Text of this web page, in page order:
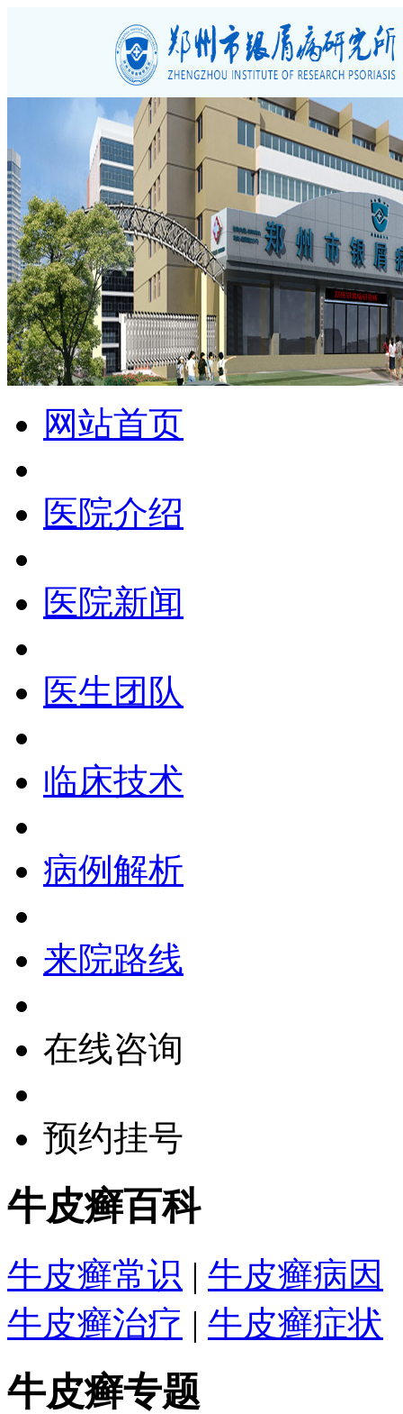
网站首页
医院介绍
医院新闻
医生团队
临床技术
病例解析
来院路线
在线咨询
预约挂号
牛皮癣百科
牛皮癣常识 | 牛皮癣病因
牛皮癣治疗 | 牛皮癣症状
牛皮癣专题